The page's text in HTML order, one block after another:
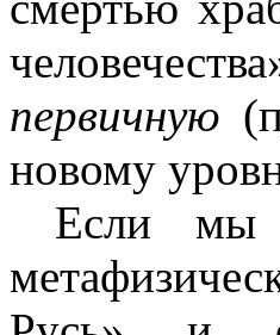
первичную
новому
Если мы